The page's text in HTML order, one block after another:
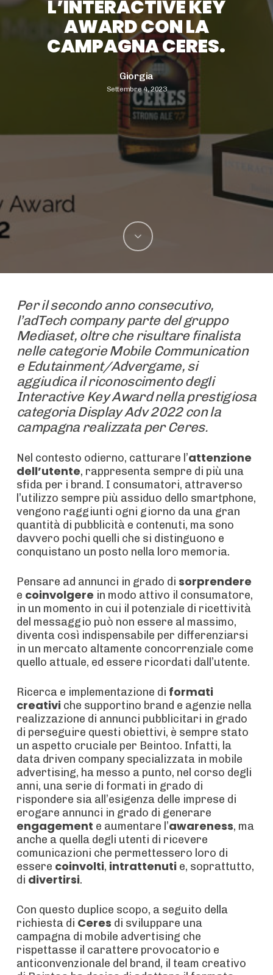
L’INTERACTIVE KEY
AWARD CON LA
CAMPAGNA CERES.
Giorgia
Settembre 4, 2023
Per il secondo anno consecutivo,
l’adTech company parte del gruppo
Mediaset, oltre che risultare finalista
nelle categorie Mobile Communication
e Edutainment/Advergame, si
aggiudica il riconoscimento degli
Interactive Key Award nella prestigiosa
categoria Display Adv 2022 con la
campagna realizzata per Ceres.
Nel contesto odierno, catturare l’attenzione
dell’utente, rappresenta sempre di più una
sfida per i brand. I consumatori, attraverso
l’utilizzo sempre più assiduo dello smartphone,
vengono raggiunti ogni giorno da una gran
quantità di pubblicità e contenuti, ma sono
davvero pochi quelli che si distinguono e
conquistano un posto nella loro memoria.
Pensare ad annunci in grado di sorprendere
e coinvolgere in modo attivo il consumatore,
in un momento in cui il potenziale di ricettività
del messaggio può non essere al massimo,
diventa così indispensabile per differenziarsi
in un mercato altamente concorrenziale come
quello attuale, ed essere ricordati dall’utente.
Ricerca e implementazione di formati
creativiche supportino brand e agenzie nella
realizzazione di annunci pubblicitari in grado
di perseguire questi obiettivi, è sempre stato
un aspetto cruciale per Beintoo. Infatti, la
data driven company specializzata in mobile
advertising, ha messo a punto, nel corso degli
anni, una serie di formati in grado di
rispondere sia all’esigenza delle imprese di
erogare annunci in grado di generare
engagement e aumentare l’awareness, ma
anche a quella degli utenti di ricevere
comunicazioni che permettessero loro di
essere coinvolti, intrattenutie, soprattutto,
di divertirsi.
Con questo duplice scopo, a seguito della
richiesta di Ceres di sviluppare una
campagna di mobile advertising che
rispettasse il carattere provocatorio e
anticonvenzionale del brand, il team creativo